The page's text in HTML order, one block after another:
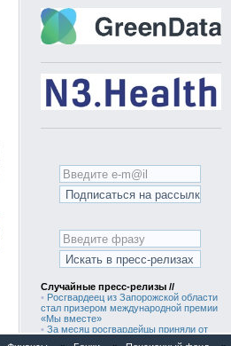
Случайные пресс-релизы //
• Росгвардеец из Запорожской области
стал призером международной премии
«Мы вместе»
• За месяц росгвардейцы приняли от